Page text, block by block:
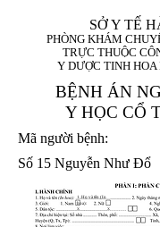
SỞ Y TẾ
PHÒNG KHÁM
TRỰC THUỘC
Y DƯỢC TINH
BỆNH ÁN
Y HỌC CỔ
Mã người bệnh:
Số 15 Nguyễn Như Đổ
1. Họ và tên (In
hoa):
X
X